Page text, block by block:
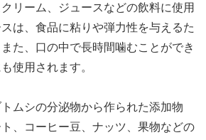
リーム、ジュースなどの飲料に使用
は、食品に粘りや弾力性を与えるた
た、口の中で長時間噛むことができ
使用されます。
ムシの分泌物から作られた添加物
、コーヒー豆、ナッツ、果物などの